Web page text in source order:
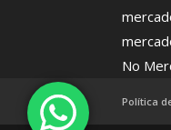
No
Política